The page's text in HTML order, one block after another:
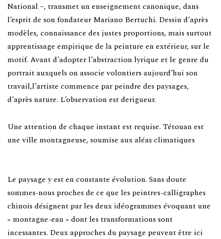
National –, transmet un enseignement canonique, dans
l’esprit de son fondateur Mariano Bertuchi. Dessin d’après
modèles, connaissance des justes proportions, mais surtout
apprentissage empirique de la peinture en extérieur, sur le
motif. Avant d’adopter l’abstraction lyrique et le genre du
portrait auxquels on associe volontiers aujourd’hui son
travail,l’artiste commence par peindre des paysages,
d’après nature. L’observation est derigueur.
Une attention de chaque instant est requise. Tétouan est
une ville montagneuse, soumise aux aléas climatiques
Le paysage y est en constante évolution. Sans doute
sommes-nous proches de ce que les peintres-calligraphes
chinois désignent par les deux idéogrammes évoquant une
« montagne-eau » dont les transformations sont
incessantes. Deux approches du paysage peuvent être ici